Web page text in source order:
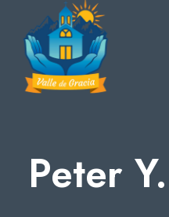
content
Peter